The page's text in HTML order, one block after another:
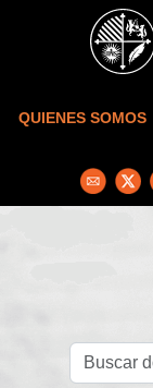
Skip to main content
QUIENES SOMOS